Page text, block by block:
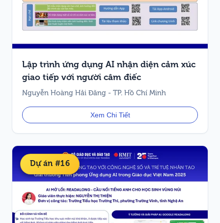
Lập trình ứng dụng AI nhận diện cảm xúc
giao tiếp với người câm điếc
Nguyễn Hoàng Hải Đăng - TP. Hồ Chí Minh
Xem Chi Tiết
Dự án #16